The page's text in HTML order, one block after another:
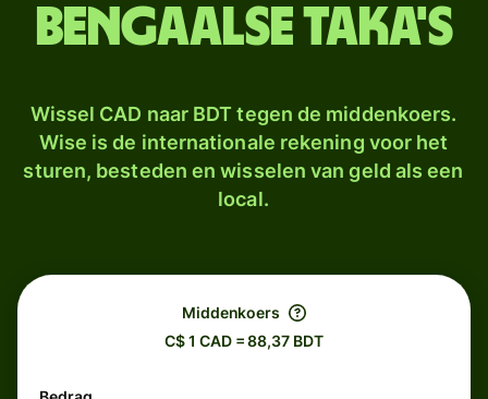
Bengaalse taka's
Wissel CAD naar BDT tegen de middenkoers.
Wise is de internationale rekening voor het
sturen, besteden en wisselen van geld als een
local.
Middenkoers
C$ 1 CAD = 88,37 BDT